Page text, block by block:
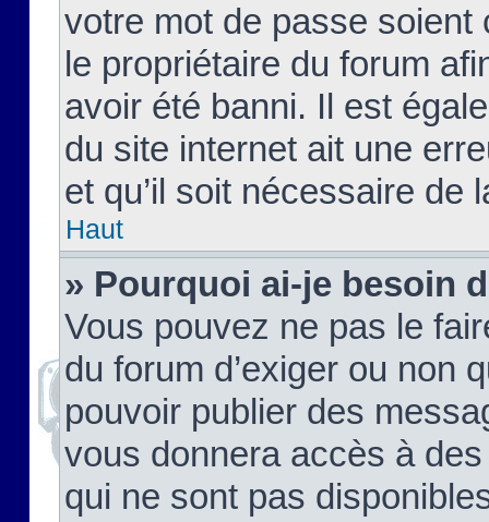
votre mot de passe soient
le propriétaire du forum
avoir été banni. Il est
du site internet ait une
et qu’il soit nécessaire de
Haut
» Pourquoi ai-je besoin
Vous pouvez ne pas le
du forum d’exiger ou non
pouvoir publier des
vous donnera accès à
qui ne sont pas